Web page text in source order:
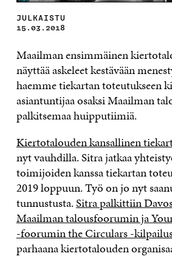
JULKAISTU
15.03.2018
Maailman ensimmäinen
näyttää askeleet kestävään
haemme tiekartan toteutukseen
asiantuntijaa osaksi Maailman
palkitsemaa huipputiimiä.
Kiertotalouden kansallinen
nyt vauhdilla. Sitra jatkaa
toimijoiden kanssa tiekartan
2019 loppuun. Työ on jo nyt
tunnustusta.Sitra palkittiin
Maailman talousfoorumin ja
-foorumin the Circulars -
parhaana kiertotalouden